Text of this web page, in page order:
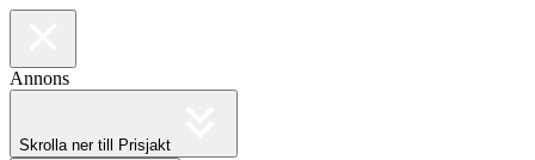
Annons
Skrolla ner till Prisjakt